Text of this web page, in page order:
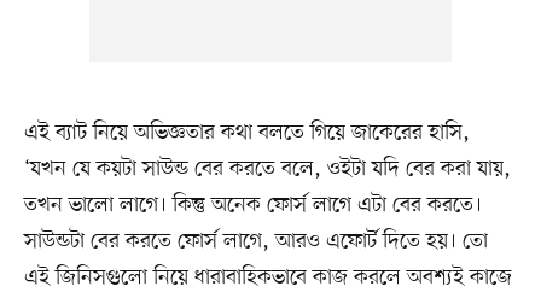
এই ব্যাট নিয়ে অভিজ্ঞতার কথা বলতে গিয়ে জাকেরের হাসি,
‘যখন যে কয়টা সাউন্ড বের করতে বলে, ওইটা যদি বের করা যায়,
তখন ভালো লাগে। কিন্তু অনেক ফোর্স লাগে এটা বের করতে।
সাউন্ডটা বের করতে ফোর্স লাগে, আরও এফোর্ট দিতে হয়। তো
এই জিনিসগুলো নিয়ে ধারাবাহিকভাবে কাজ করলে অবশ্যই কাজে